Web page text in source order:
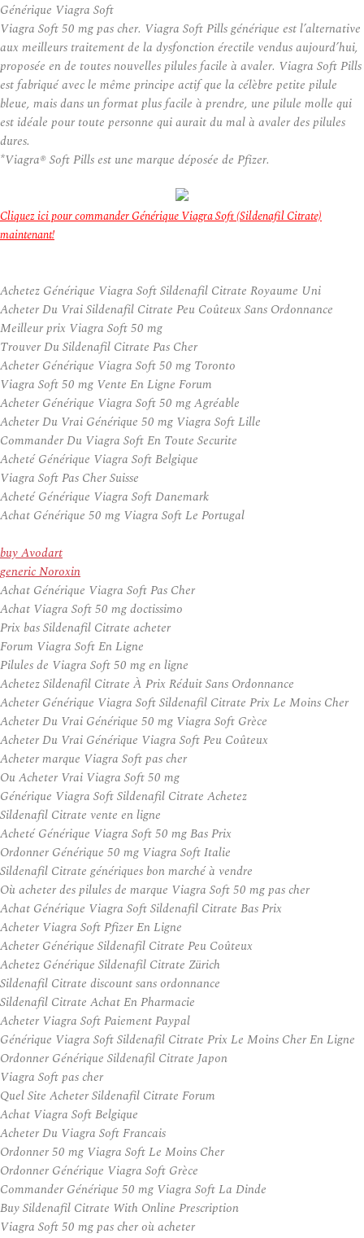
Générique Viagra Soft
Viagra Soft 50 mg pas cher. Viagra Soft Pills générique est l’alternative
aux meilleurs traitement de la dysfonction érectile vendus aujourd’hui,
proposée en de toutes nouvelles pilules facile à avaler. Viagra Soft Pills
est fabriqué avec le même principe actif que la célèbre petite pilule
bleue, mais dans un format plus facile à prendre, une pilule molle qui
est idéale pour toute personne qui aurait du mal à avaler des pilules
dures.
*Viagra® Soft Pills est une marque déposée de Pfizer.
Cliquez ici pour commander Générique Viagra Soft (Sildenafil Citrate)
maintenant!
Achetez Générique Viagra Soft Sildenafil Citrate Royaume Uni
Acheter Du Vrai Sildenafil Citrate Peu Coûteux Sans Ordonnance
Meilleur prix Viagra Soft 50 mg
Trouver Du Sildenafil Citrate Pas Cher
Acheter Générique Viagra Soft 50 mg Toronto
Viagra Soft 50 mg Vente En Ligne Forum
Acheter Générique Viagra Soft 50 mg Agréable
Acheter Du Vrai Générique 50 mg Viagra Soft Lille
Commander Du Viagra Soft En Toute Securite
Acheté Générique Viagra Soft Belgique
Viagra Soft Pas Cher Suisse
Acheté Générique Viagra Soft Danemark
Achat Générique 50 mg Viagra Soft Le Portugal
buy Avodart
generic Noroxin
Achat Générique Viagra Soft Pas Cher
Achat Viagra Soft 50 mg doctissimo
Prix bas Sildenafil Citrate acheter
Forum Viagra Soft En Ligne
Pilules de Viagra Soft 50 mg en ligne
Achetez Sildenafil Citrate À Prix Réduit Sans Ordonnance
Acheter Générique Viagra Soft Sildenafil Citrate Prix Le Moins Cher
Acheter Du Vrai Générique 50 mg Viagra Soft Grèce
Acheter Du Vrai Générique Viagra Soft Peu Coûteux
Acheter marque Viagra Soft pas cher
Ou Acheter Vrai Viagra Soft 50 mg
Générique Viagra Soft Sildenafil Citrate Achetez
Sildenafil Citrate vente en ligne
Acheté Générique Viagra Soft 50 mg Bas Prix
Ordonner Générique 50 mg Viagra Soft Italie
Sildenafil Citrate génériques bon marché à vendre
Où acheter des pilules de marque Viagra Soft 50 mg pas cher
Achat Générique Viagra Soft Sildenafil Citrate Bas Prix
Acheter Viagra Soft Pfizer En Ligne
Acheter Générique Sildenafil Citrate Peu Coûteux
Achetez Générique Sildenafil Citrate Zürich
Sildenafil Citrate discount sans ordonnance
Sildenafil Citrate Achat En Pharmacie
Acheter Viagra Soft Paiement Paypal
Générique Viagra Soft Sildenafil Citrate Prix Le Moins Cher En Ligne
Ordonner Générique Sildenafil Citrate Japon
Viagra Soft pas cher
Quel Site Acheter Sildenafil Citrate Forum
Achat Viagra Soft Belgique
Acheter Du Viagra Soft Francais
Ordonner 50 mg Viagra Soft Le Moins Cher
Ordonner Générique Viagra Soft Grèce
Commander Générique 50 mg Viagra Soft La Dinde
Buy Sildenafil Citrate With Online Prescription
Viagra Soft 50 mg pas cher où acheter